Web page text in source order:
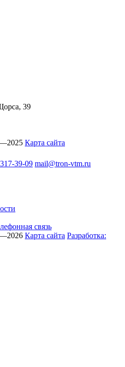
39
Карта сайта
39-09 mail@tron-vtm.ru
связь
Карта сайта Разработка: